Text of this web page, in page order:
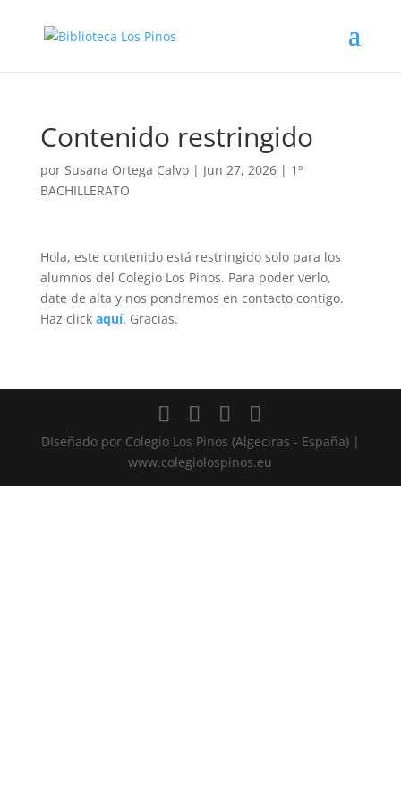
Contenido restringido
por Susana Ortega Calvo| Jun 27, 2026| 1º
BACHILLERATO
Hola, este contenido está restringido solo para los
alumnos del Colegio Los Pinos. Para poder verlo,
date de alta y nos pondremos en contacto contigo.
Haz click aquí. Gracias.
DIseñado por Colegio Los Pinos (Algeciras - España) |
www.colegiolospinos.eu